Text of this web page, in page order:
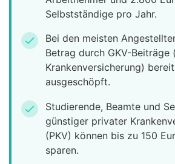
Selbstständige pro Jahr.
check
Bei den meisten
Betrag durch GKV-Beiträge
Krankenversicherung)
ausgeschöpft.
check
Studierende, Beamte und
günstiger privater
(PKV) können bis zu 150
sparen.